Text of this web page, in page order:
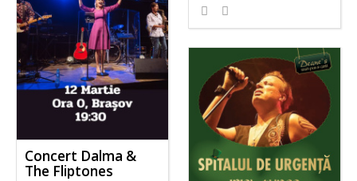
Concert Dalma &
The Fliptones